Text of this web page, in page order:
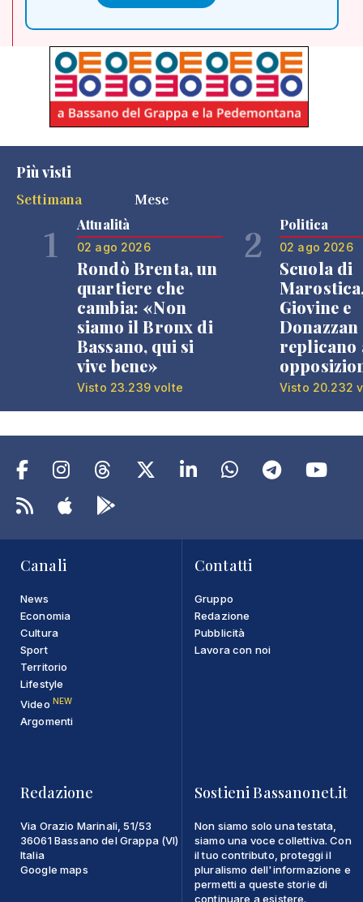
Più visti
Settimana
Mese
1 Attualità
02 ago 2026
Rondò Brenta, un
quartiere che
cambia: «Non
siamo il Bronx di
Bassano, qui si
vive bene»
Visto 23.239 volte
2 Politica
02 ago 2026
Scuola di
Giovine e
Donazzan
replicano
Visto 20.232
Canali
News
Economia
Cultura
Sport
Territorio
Lifestyle
Video NEW
Argomenti
Contatti
Gruppo
Redazione
Pubblicità
Lavora con noi
Redazione
Via Orazio Marinali, 51/53
36061 Bassano del Grappa (VI)
Italia
Google maps
Sostieni Bassanonet.it
Non siamo solo una testata,
siamo una voce collettiva. Con
il tuo contributo, proteggi il
pluralismo dell'informazione e
permetti a queste storie di
continuare a esistere.